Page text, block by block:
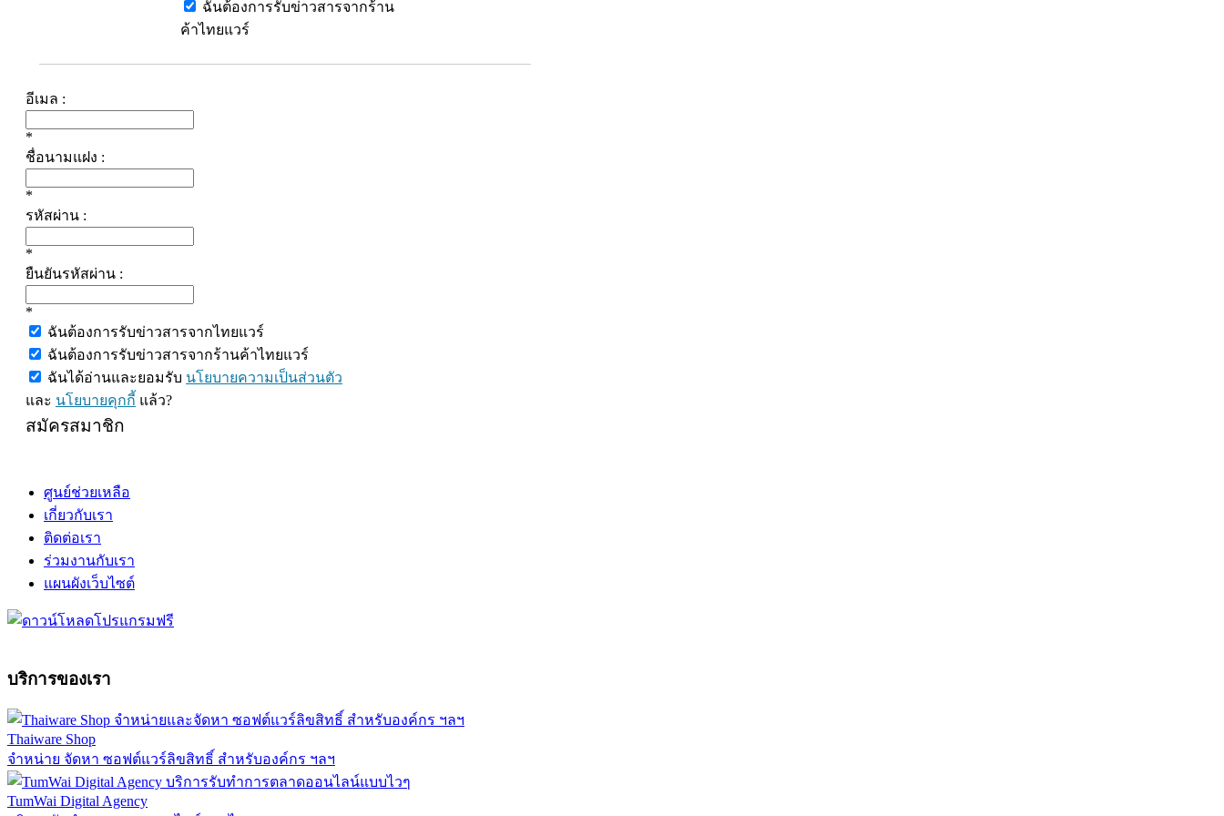
ฉันต้องการรับข่าวสารจากร้าน
ค้าไทยแวร์
อีเมล :
*
ชื่อนามแฝง :
*
รหัสผ่าน :
*
ยืนยันรหัสผ่าน :
*
ฉันต้องการรับข่าวสารจากไทยแวร์
ฉันต้องการรับข่าวสารจากร้านค้าไทยแวร์
ฉันได้อ่านและยอมรับ นโยบายความเป็นส่วนตัว
และ นโยบายคุกกี้ แล้ว?
สมัครสมาชิก
ศูนย์ช่วยเหลือ
เกี่ยวกับเรา
ติดต่อเรา
ร่วมงานกับเรา
แผนผังเว็บไซต์
บริการของเรา
Thaiware Shop
จำหน่าย จัดหา ซอฟต์แวร์ลิขสิทธิ์ สำหรับองค์กร ฯลฯ
TumWai Digital Agency